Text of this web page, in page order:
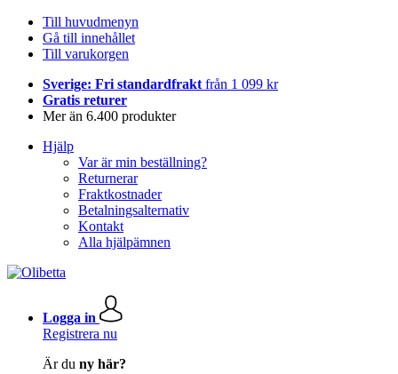
Till huvudmenyn
Gå till innehållet
Till varukorgen
Sverige: Fri standardfrakt från 1 099 kr
Gratis returer
Mer än 6.400 produkter
Hjälp
Var är min beställning?
Returnerar
Fraktkostnader
Betalningsalternativ
Kontakt
Alla hjälpämnen
Logga in
Registrera nu
Är du ny här?